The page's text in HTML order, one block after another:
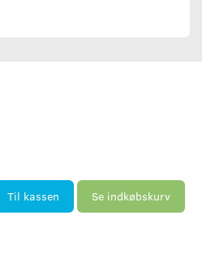
Til kassen Se indkøbskurv